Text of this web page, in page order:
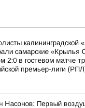
калининградской
самарские «Крылья
2:0 в гостевом матче
премьер-лиги
Насонов: Первый